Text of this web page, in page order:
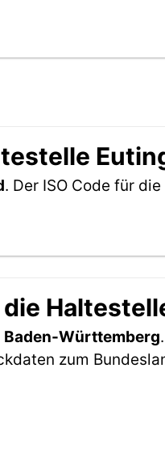
. Der ISO Code für
Baden-Württemberg
zum